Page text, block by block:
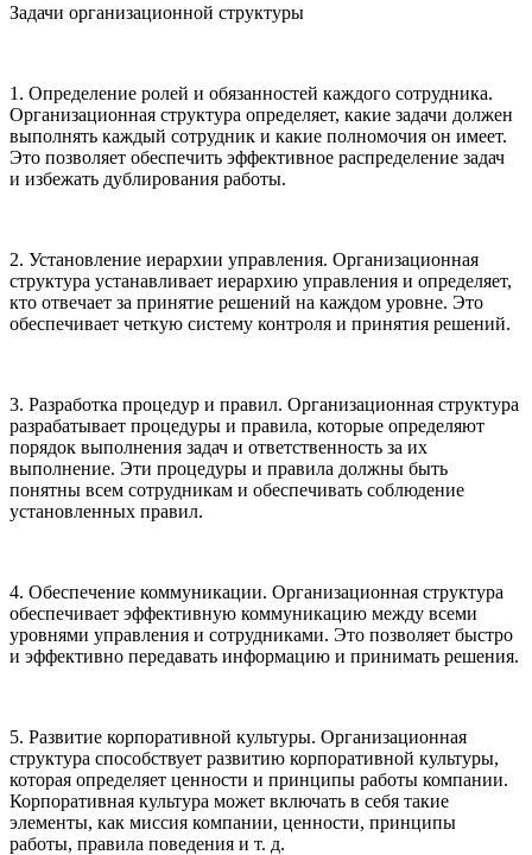
Задачи организационной структуры
1. Определение ролей и обязанностей каждого сотрудника.
Организационная структура определяет, какие задачи должен
выполнять каждый сотрудник и какие полномочия он имеет.
Это позволяет обеспечить эффективное распределение задач
и избежать дублирования работы.
2. Установление иерархии управления. Организационная
структура устанавливает иерархию управления и определяет,
кто отвечает за принятие решений на каждом уровне. Это
обеспечивает четкую систему контроля и принятия решений.
3. Разработка процедур и правил. Организационная структура
разрабатывает процедуры и правила, которые определяют
порядок выполнения задач и ответственность за их
выполнение. Эти процедуры и правила должны быть
понятны всем сотрудникам и обеспечивать соблюдение
установленных правил.
4. Обеспечение коммуникации. Организационная структура
обеспечивает эффективную коммуникацию между всеми
уровнями управления и сотрудниками. Это позволяет быстро
и эффективно передавать информацию и принимать решения.
5. Развитие корпоративной культуры. Организационная
структура способствует развитию корпоративной культуры,
которая определяет ценности и принципы работы компании.
Корпоративная культура может включать в себя такие
элементы, как миссия компании, ценности, принципы
работы, правила поведения и т. д.